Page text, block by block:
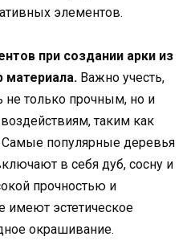
элементов.
при создании арки из
материала. Важно учесть,
только прочным, но и
таким как
Самые популярные деревья
в себя дуб, сосну и
прочностью и
имеют эстетическое
окрашивание.